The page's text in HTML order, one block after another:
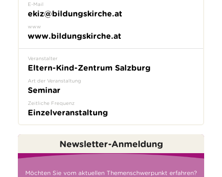
E-Mail
ekiz@bildungskirche.at
www
www.bildungskirche.at
Veranstalter
Eltern-Kind-Zentrum Salzburg
Art der Veranstaltung
Seminar
Zeitliche Frequenz
Einzelveranstaltung
Newsletter-Anmeldung
Möchten Sie vom aktuellen Themenschwerpunkt erfahren?